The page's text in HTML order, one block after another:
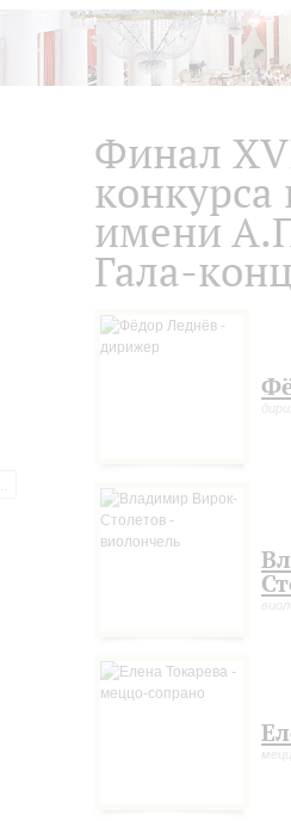
Финал
имени
Гала-